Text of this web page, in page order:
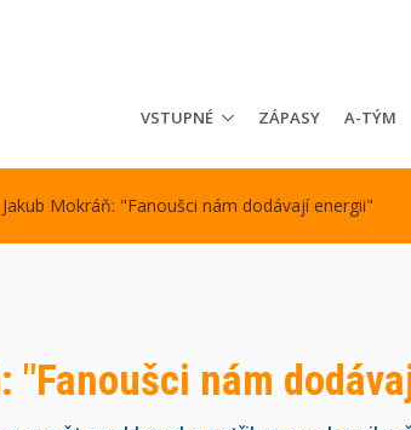
VSTUPNÉ ZÁPASY A-TÝM
Jakub Mokráň: "Fanoušci nám dodávají energii"
"Fanoušci nám